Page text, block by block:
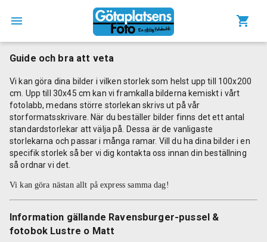
Guide och bra att veta
Vi kan göra dina bilder i vilken storlek som helst upp till 100x200
cm. Upp till 30x45 cm kan vi framkalla bilderna kemiskt i vårt
fotolabb, medans större storlekan skrivs ut på vår
storformatsskrivare. När du beställer bilder finns det ett antal
standardstorlekar att välja på. Dessa är de vanligaste
storlekarna och passar i många ramar. Vill du ha dina bilder i en
specifik storlek så ber vi dig kontakta oss innan din beställning
så ordnar vi det.
Vi kan göra nästan allt på express samma dag!
Information gällande Ravensburger-pussel &
fotobok Lustre o Matt